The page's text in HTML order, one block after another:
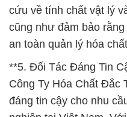
cứu về tính chất vật lý
cũng như đảm bảo
an toàn quản lý hóa
**5. Đối Tác Đáng Tin
Công Ty Hóa Chất Đắc
đáng tin cậy cho nhu